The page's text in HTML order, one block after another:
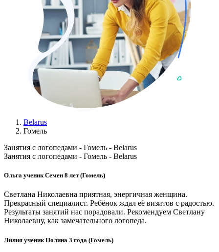
Belarus
Гомель
Занятия с логопедами - Гомель - Belarus
Занятия с логопедами - Гомель - Belarus
Ольга ученик Семен 8 лет (Гомель)
Светлана Николаевна приятная, энергичная женщина.
Прекрасный специалист. Ребёнок ждал её визитов с радостью.
Результаты занятий нас порадовали. Рекомендуем Светлану
Николаевну, как замечательного логопеда.
Лилия ученик Полина 3 года (Гомель)